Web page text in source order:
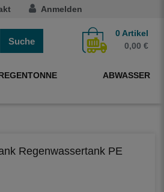
Anmelden
Suche
0Artikel
0,00 €
ABWASSER
Regenwassertank PE